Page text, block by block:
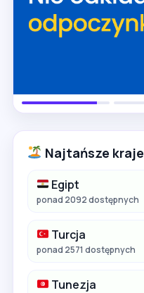
Najtańsze kraje
Egipt
ponad 2092 dostępnych
Turcja
ponad 2571 dostępnych
Tunezja